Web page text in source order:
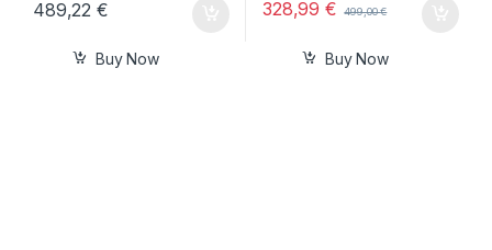
489,22€
Buy Now
328,99€ 499,00€
Buy Now